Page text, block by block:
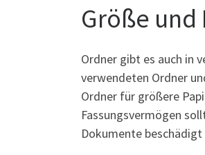
Größe und
Ordner gibt es auch in
verwendeten Ordner
Ordner für größere
Fassungsvermögen
Dokumente